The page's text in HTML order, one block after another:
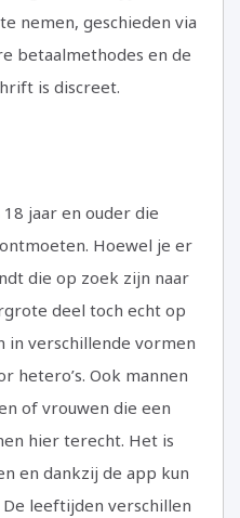
nemen, geschieden via
betaalmethodes en de
is discreet.
jaar en ouder die
Hoewel je er
die op zoek zijn naar
deel toch echt op
in verschillende vormen
hetero’s. Ook mannen
of vrouwen die een
hier terecht. Het is
en dankzij de app kun
leeftijden verschillen